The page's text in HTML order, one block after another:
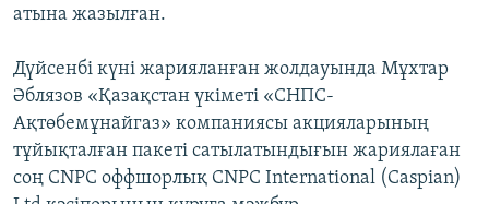
атына жазылған.
Дүйсенбі күні жарияланған жолдауында Мұхтар
Әблязов «Қазақстан үкіметі «СНПС-
Ақтөбемұнайгаз» компаниясы акцияларының
тұйықталған пакеті сатылатындығын жариялаған
соң CNPC оффшорлық CNPC International (Caspian)